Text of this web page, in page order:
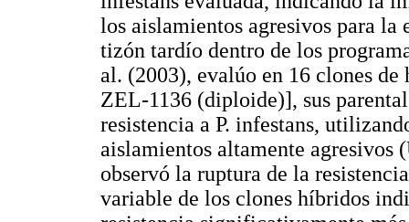
los aislamientos agresivos para la
tizón tardío dentro de los
al. (2003), evalúo en 16 clones
ZEL-1136 (diploide)], sus
resistencia a P. infestans,
aislamientos altamente agresivos
observó la ruptura de la
variable de los clones híbridos